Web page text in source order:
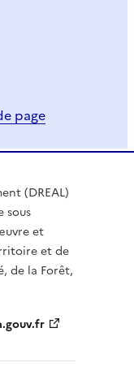
page
(DREAL)
sous
et
et de
de la Forêt,